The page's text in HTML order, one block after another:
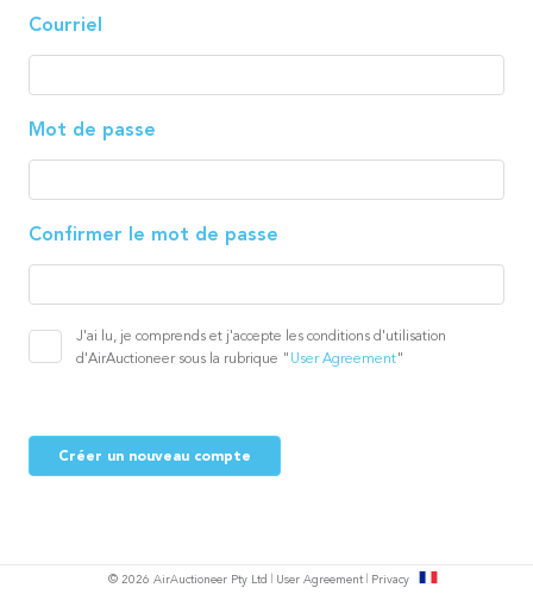
Courriel
Mot de passe
Confirmer le mot de passe
J'ai lu, je comprends et j'accepte les conditions d'utilisation
d'AirAuctioneer sous la rubrique " User Agreement"
Créer un nouveau compte
© 2026 AirAuctioneer Pty Ltd User Agreement Privacy